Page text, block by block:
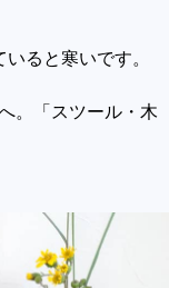
ると寒いです。
。「スツール・木